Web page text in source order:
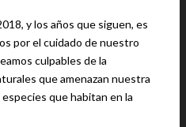
y los años que siguen, es
por el cuidado de nuestro
culpables de la
que amenazan nuestra
que habitan en la